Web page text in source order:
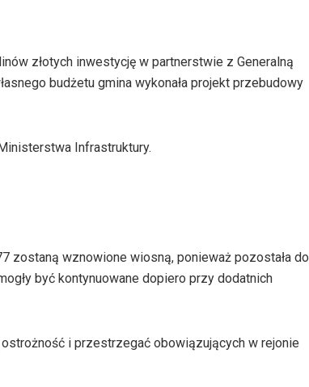
złotych inwestycję w partnerstwie z Generalną
budżetu gmina wykonała projekt przebudowy
Infrastruktury.
zostaną wznowione wiosną, ponieważ pozostała do
być kontynuowane dopiero przy dodatnich
i przestrzegać obowiązujących w rejonie